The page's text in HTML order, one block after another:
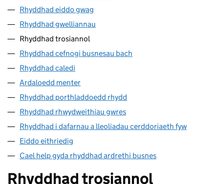
Rhyddhad eiddo gwag
Rhyddhad gwelliannau
Rhyddhad trosiannol
Rhyddhad cefnogi busnesau bach
Rhyddhad caledi
Ardaloedd menter
Rhyddhad porthladdoedd rhydd
Rhyddhad rhwydweithiau gwres
Rhyddhad i dafarnau a lleoliadau cerddoriaeth fyw
Eiddo eithriedig
Cael help gyda rhyddhad ardrethi busnes
Rhyddhad trosiannol